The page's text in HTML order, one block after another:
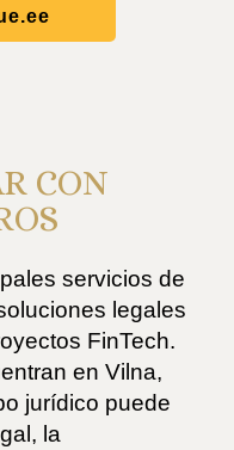
CON
servicios de
legales
FinTech.
en Vilna,
jurídico puede
la